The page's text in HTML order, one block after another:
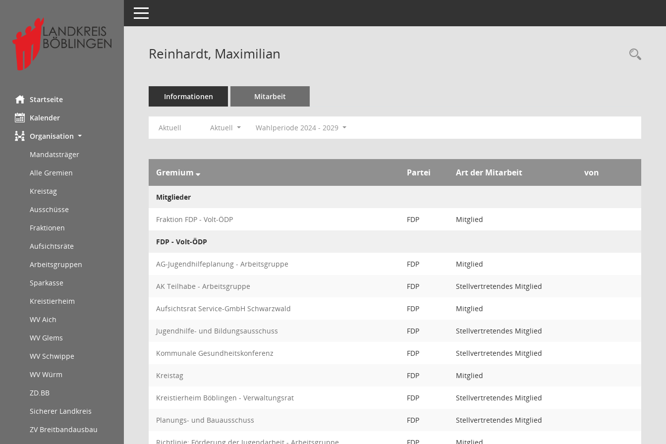
Startseite
Kalender
Organisation
Mandatsträger
Alle Gremien
Kreistag
Ausschüsse
Fraktionen
Aufsichtsräte
Arbeitsgruppen
Sparkasse
Kreistierheim
WV Aich
WV Glems
WV Schwippe
WV Würm
ZD.BB
Sicherer Landkreis
ZV Breitbandausbau
Toggle navigation
Reinhardt, Maximilian
Informationen Mitarbeit
Aktuell Aktuell Wahlperiode 2024 - 2029
Gremium Partei Art der Mitarbeit von
Mitglieder
Fraktion FDP - Volt-ÖDP FDP Mitglied
FDP - Volt-ÖDP
AG-Jugendhilfeplanung - Arbeitsgruppe FDP Mitglied
AK Teilhabe - Arbeitsgruppe FDP Stellvertretendes Mitglied
Aufsichtsrat Service-GmbH Schwarzwald FDP Mitglied
Jugendhilfe- und Bildungsausschuss FDP Stellvertretendes Mitglied
Kommunale Gesundheitskonferenz FDP Stellvertretendes Mitglied
Kreistag FDP Mitglied
Kreistierheim Böblingen - Verwaltungsrat FDP Stellvertretendes Mitglied
Planungs- und Bauausschuss FDP Stellvertretendes Mitglied